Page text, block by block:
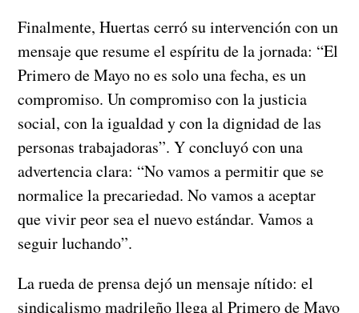
Finalmente, Huertas cerró su intervención con un
mensaje que resume el espíritu de la jornada: “El
Primero de Mayo no es solo una fecha, es un
compromiso. Un compromiso con la justicia
social, con la igualdad y con la dignidad de las
personas trabajadoras”. Y concluyó con una
advertencia clara: “No vamos a permitir que se
normalice la precariedad. No vamos a aceptar
que vivir peor sea el nuevo estándar. Vamos a
seguir luchando”.
La rueda de prensa dejó un mensaje nítido: el
sindicalismo madrileño llega al Primero de Mayo